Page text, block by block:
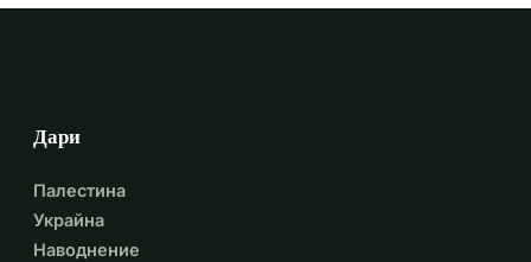
Дари
Палестина
Украйна
Наводнение